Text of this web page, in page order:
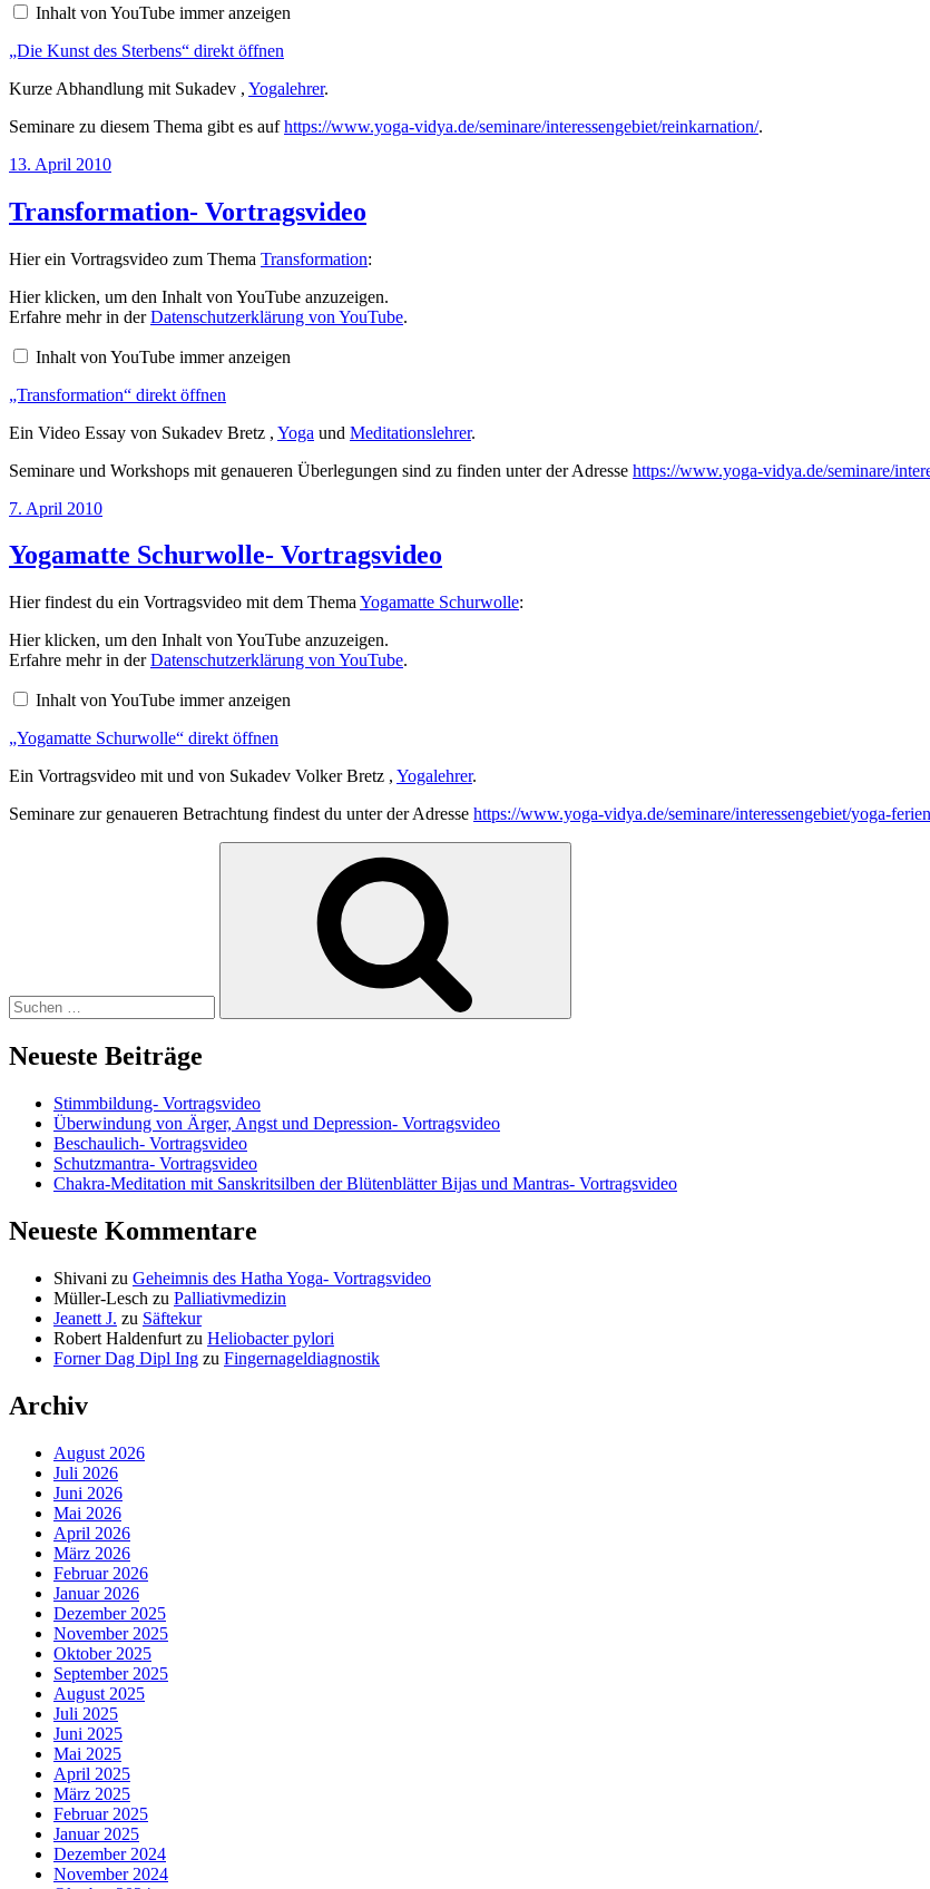
von
anzeigen
Inhalt von YouTube immer anzeigen
„Die Kunst des Sterbens“ direkt öffnen
Kurze Abhandlung mit Sukadev , Yogalehrer.
Seminare zu diesem Thema gibt es aufhttps://www.yoga-vidya.de/seminare/interessengebiet/reinkarnation/.
Veröffentlicht
13. April 2010
Transformation- Vortragsvideo
Hier ein Vortragsvideo zum Thema Transformation:
„Transformation“
von
YouTube
Hier klicken, um den Inhalt von YouTube anzuzeigen.
Erfahre mehr in derDatenschutzerklärung von YouTube.
Inhalt von YouTube immer anzeigen
„Transformation“ direkt öffnen
Ein Video Essay von Sukadev Bretz , Yoga und Meditationslehrer.
Seminare und Workshops mit genaueren Überlegungen sind zu finden unter der Adresse https://www.yoga-vidya.de/seminare/
Veröffentlicht
7. April 2010
Yogamatte Schurwolle- Vortragsvideo
Hier findest du ein Vortragsvideo mit dem Thema Yogamatte Schurwolle:
„Yogamatte
Schurwolle“
von
YouTube
anzeigen
Hier klicken, um den Inhalt von YouTube anzuzeigen.
Erfahre mehr in derDatenschutzerklärung von YouTube.
Inhalt von YouTube immer anzeigen
„Yogamatte Schurwolle“ direkt öffnen
Ein Vortragsvideo mit und von Sukadev Volker Bretz , Yogalehrer.
Seminare zur genaueren Betrachtung findest du unter der Adresse https://www.yoga-vidya.de/seminare/interessengebiet/yoga-
Neueste Beiträge
Stimmbildung- Vortragsvideo
Überwindung von Ärger, Angst und Depression- Vortragsvideo
Beschaulich- Vortragsvideo
Schutzmantra- Vortragsvideo
Chakra-Meditation mit Sanskritsilben der Blütenblätter Bijas und Mantras- Vortragsvideo
Neueste Kommentare
Shivani zu Geheimnis des Hatha Yoga- Vortragsvideo
Müller-Lesch zu Palliativmedizin
Jeanett J. zu Säftekur
Robert Haldenfurt zu Heliobacter pylori
Forner Dag Dipl Ing zu Fingernageldiagnostik
Archiv
August 2026
Juli 2026
Juni 2026
Mai 2026
April 2026
März 2026
Februar 2026
Januar 2026
Dezember 2025
November 2025
Oktober 2025
September 2025
August 2025
Juli 2025
Juni 2025
Mai 2025
April 2025
März 2025
Februar 2025
Januar 2025
Dezember 2024
November 2024